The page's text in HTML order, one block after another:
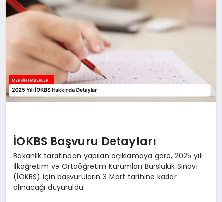
İOKBS Başvuru Detayları
Bakanlık tarafından yapılan açıklamaya göre, 2025 yılı
İlköğretim ve Ortaöğretim Kurumları Bursluluk Sınavı
(İOKBS) için başvuruların 3 Mart tarihine kadar
alınacağı duyuruldu.